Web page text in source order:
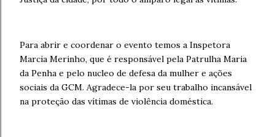
Para abrir e coordenar o evento temos a Inspetora
Marcia Merinho, que é responsável pela Patrulha Maria
da Penha e pelo nucleo de defesa da mulher e ações
sociais da GCM. Agradece-la por seu trabalho incansável
na proteção das vítimas de violência doméstica.